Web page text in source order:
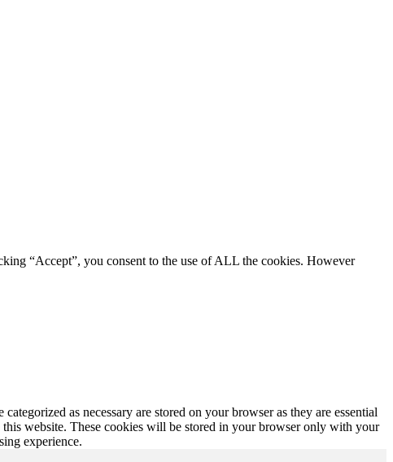
“Accept”, you consent to the use of ALL the cookies. However
as necessary are stored on your browser as they are essential
website. These cookies will be stored in your browser only with your
experience.